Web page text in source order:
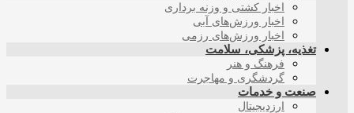
اخبار کشتی و وزنه برداری
اخبار ورزش‌های آبی
اخبار ورزش‌های رزمی
تغذیه، پزشکی، سلامت
فرهنگ و هنر
گردشگری و مهاجرت
صنعت و خدمات
ارزدیجیتال